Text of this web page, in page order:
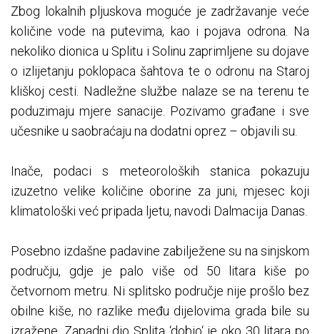
Zbog lokalnih pljuskova moguće je zadržavanje veće
količine vode na putevima, kao i pojava odrona. Na
nekoliko dionica u Splitu i Solinu zaprimljene su dojave
o izlijetanju poklopaca šahtova te o odronu na Staroj
kliškoj cesti. Nadležne službe nalaze se na terenu te
poduzimaju mjere sanacije. Pozivamo građane i sve
učesnike u saobraćaju na dodatni oprez – objavili su.
Inače, podaci s meteoroloških stanica pokazuju
izuzetno velike količine oborine za juni, mjesec koji
klimatološki već pripada ljetu, navodi Dalmacija Danas.
Posebno izdašne padavine zabilježene su na sinjskom
području, gdje je palo više od 50 litara kiše po
četvornom metru. Ni splitsko područje nije prošlo bez
obilne kiše, no razlike među dijelovima grada bile su
izražene. Zapadni dio Splita ‘dobio‘ je oko 30 litara po